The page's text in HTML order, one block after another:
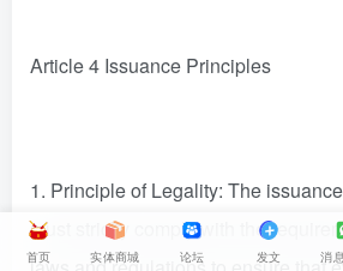
Article 4 Issuance Principles
1. Principle of Legality: The
must strictly comply with the
首页 实体商城 论坛 发文 消